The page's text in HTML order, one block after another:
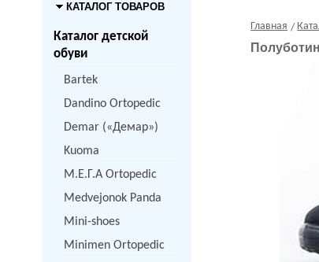
КАТАЛОГ ТОВАРОВ
Каталог детской
обуви
Bartek
Dandino Ortopedic
Demar («Демар»)
Kuoma
M.Е.Г.А Ortopedic
Medvejonok Panda
Mini-shoes
Minimen Ortopedic
Главная